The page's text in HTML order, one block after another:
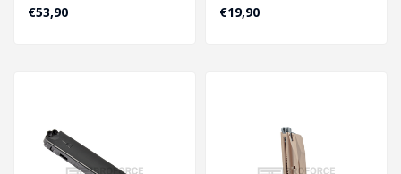
€53,90 4.5mm
€19,90